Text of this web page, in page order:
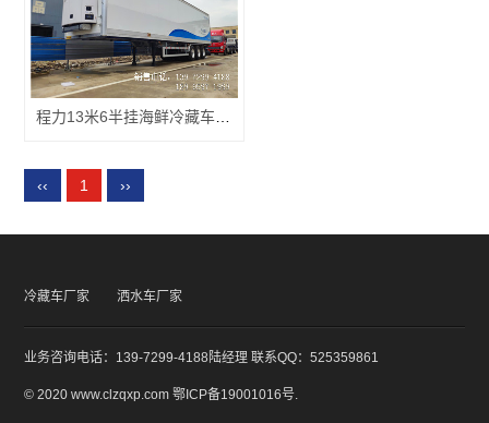
‹‹ 1 ››
冷藏车厂家 洒水车厂家
业务咨询电话：139-7299-4188陆经理 联系QQ：525359861
© 2020 www.clzqxp.com鄂ICP备19001016号.